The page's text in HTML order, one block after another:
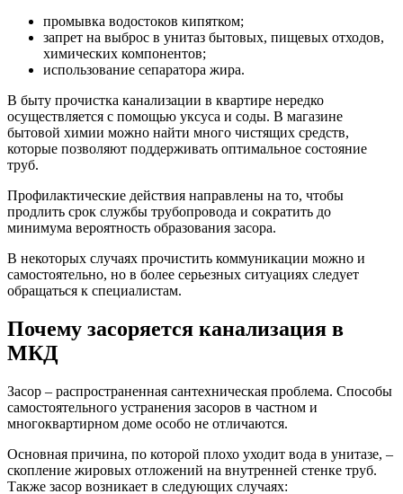
промывка водостоков кипятком;
запрет на выброс в унитаз бытовых, пищевых отходов,
химических компонентов;
использование сепаратора жира.
В быту прочистка канализации в квартире нередко
осуществляется с помощью уксуса и соды. В магазине
бытовой химии можно найти много чистящих средств,
которые позволяют поддерживать оптимальное состояние
труб.
Профилактические действия направлены на то, чтобы
продлить срок службы трубопровода и сократить до
минимума вероятность образования засора.
В некоторых случаях прочистить коммуникации можно и
самостоятельно, но в более серьезных ситуациях следует
обращаться к специалистам.
Почему засоряется канализация в
МКД
Засор – распространенная сантехническая проблема. Способы
самостоятельного устранения засоров в частном и
многоквартирном доме особо не отличаются.
Основная причина, по которой плохо уходит вода в унитазе, –
скопление жировых отложений на внутренней стенке труб.
Также засор возникает в следующих случаях: